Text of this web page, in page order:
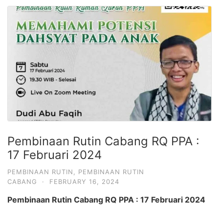
Pembinaan Rutin Cabang RQ PPA :
17 Februari 2024
PEMBINAAN RUTIN
PEMBINAAN RUTIN
CABANG
· FEBRUARY 16, 2024
Pembinaan Rutin Cabang RQ PPA : 17 Februari 2024